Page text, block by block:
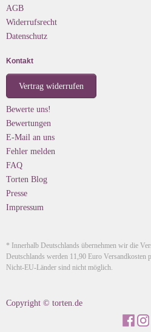
AGB
Widerrufsrecht
Datenschutz
Kontakt
Vertrag widerrufen
Bewerte uns!
Bewertungen
E-Mail an uns
Fehler melden
FAQ
Torten Blog
Presse
Impressum
* Innerhalb Deutschlands übernehmen wir die
Deutschlands werden 11,90 Euro
Nicht-EU-Länder sind nicht möglich.
Copyright © torten.de